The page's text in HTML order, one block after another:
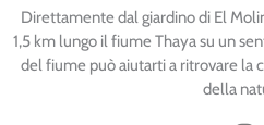
Direttamente dal giardino di El
1,5 km lungo il fiume Thaya su un
del fiume può aiutarti a ritrovare la
della